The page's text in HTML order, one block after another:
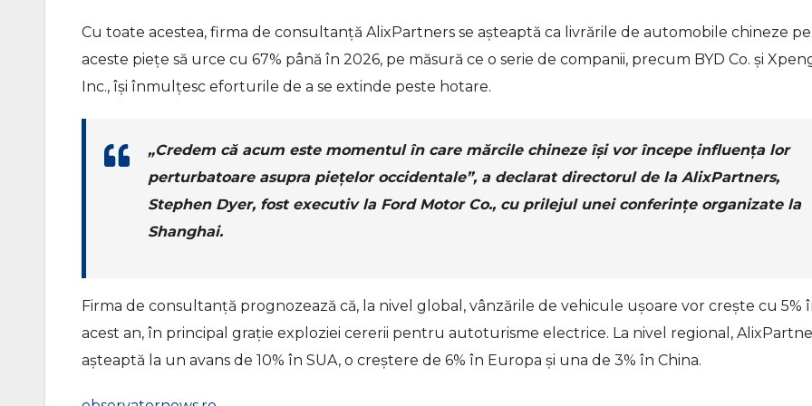
Cu toate acestea, firma de consultanţă AlixPartners se aşteaptă ca livrările de automobile chineze pe
aceste pieţe să urce cu 67% până în 2026, pe măsură ce o serie de companii, precum BYD Co. şi
Inc., îşi înmulţesc eforturile de a se extinde peste hotare.
„Credem că acum este momentul în care mărcile chineze îşi vor începe influenţa lor
perturbatoare asupra pieţelor occidentale”, a declarat directorul de la AlixPartners,
Stephen Dyer, fost executiv la Ford Motor Co., cu prilejul unei conferinţe organizate la
Shanghai.
Firma de consultanţă prognozează că, la nivel global, vânzările de vehicule uşoare vor creşte cu 5%
acest an, în principal graţie exploziei cererii pentru autoturisme electrice. La nivel regional,
aşteaptă la un avans de 10% în SUA, o creştere de 6% în Europa şi una de 3% în China.